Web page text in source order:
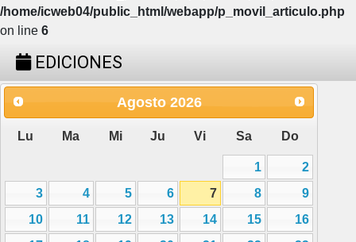
/home/icweb04/public_html/webapp/p_movil_articulo.php
on line 6
EDICIONES
Agosto 2026
Lu Ma Mi Ju Vi Sa Do
1
2
3
4 5 6 7 8
9
10
11 12 13 14 15
16